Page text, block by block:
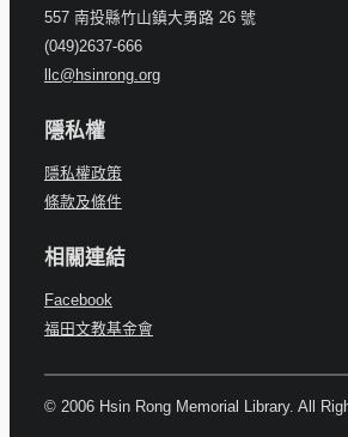
557 南投縣竹山鎮大勇路 26 號
(049)2637-666
llc@hsinrong.org
隱私權
隱私權政策
條款及條件
相關連結
Facebook
福田文教基金會
© 2006 Hsin Rong Memorial Library. All